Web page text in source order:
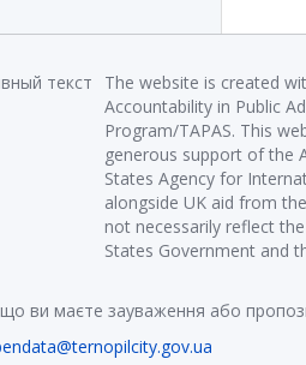
The website is created
Accountability in Public
Program/TAPAS. This
generous support of the
States Agency for
alongside UK aid from
not necessarily reflect
States Government and
ви маєте зауваження або